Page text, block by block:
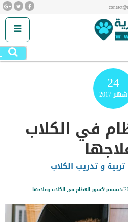
24
شهر2017
في الكلاب
تربية و تدريب الكلاب
/ديسمبر/كسور العظام في الكلاب وعلاجها